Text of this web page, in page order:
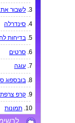
3. לשבור
4. סינדרלה
5. בדיחות
6. סרטים
7. עוגה
8. בובספוג
9. קרפ
10. תמונות